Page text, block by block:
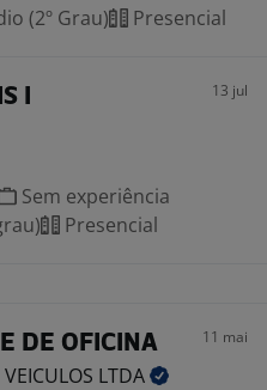
(2º Grau) Presencial
I 13 jul
Sem experiência
Presencial
DE OFICINA 11 mai
LTDA